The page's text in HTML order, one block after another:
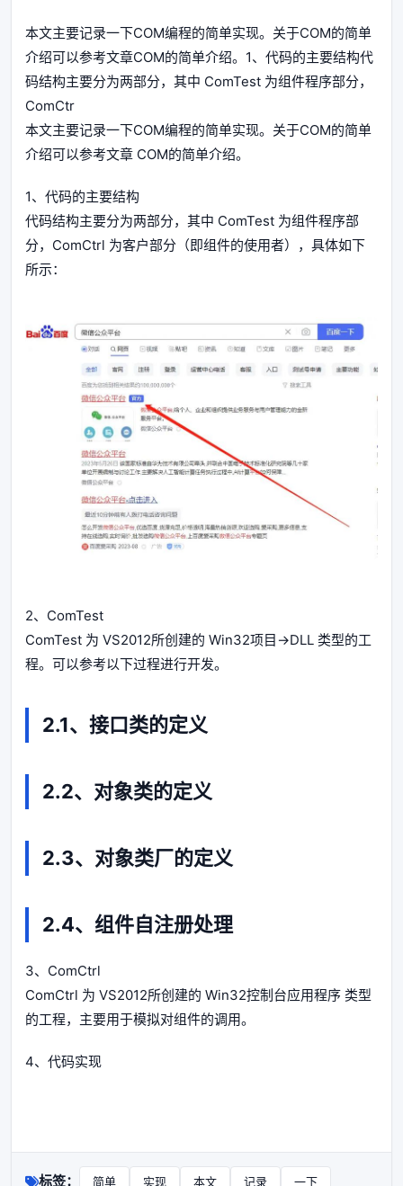
本文主要记录一下COM编程的简单实现。关于COM的简单
介绍可以参考文章COM的简单介绍。1、代码的主要结构代
码结构主要分为两部分，其中 ComTest 为组件程序部分，
ComCtr
本文主要记录一下COM编程的简单实现。关于COM的简单
介绍可以参考文章 COM的简单介绍。
1、代码的主要结构
代码结构主要分为两部分，其中 ComTest 为组件程序部
分，ComCtrl 为客户部分（即组件的使用者），具体如下
所示：
2、ComTest
ComTest 为 VS2012所创建的 Win32项目->DLL 类型的工
程。可以参考以下过程进行开发。
2.1、接口类的定义
2.2、对象类的定义
2.3、对象类厂的定义
2.4、组件自注册处理
3、ComCtrl
ComCtrl 为 VS2012所创建的 Win32控制台应用程序 类型
的工程，主要用于模拟对组件的调用。
4、代码实现
标签： 简单 实现 本文 记录 一下